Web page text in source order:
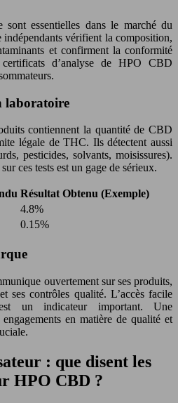
essentielles dans le marché du
vérifient la composition,
et confirment la conformité
certificats d’analyse de HPO CBD
laboratoire
contiennent la quantité de CBD
légale de THC. Ils détectent aussi
pesticides, solvants, moisissures).
ces tests est un gage de sérieux.
Résultat Obtenu (Exemple)
4.8%
0.15%
ouvertement sur ses produits,
ses contrôles qualité. L’accès facile
un indicateur important. Une
en matière de qualité et
: que disent les
HPO CBD ?